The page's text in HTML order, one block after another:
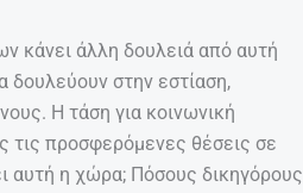
κάνει άλλη δουλειά από αυτή
στην εστίαση,
Η τάση για κοινωνική
τις προσφερόμενες θέσεις σε
αυτή η χώρα; Πόσους δικηγόρους